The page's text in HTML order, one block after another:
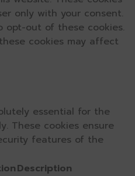
only with your consent.
opt-out of these cookies.
cookies may affect
essential for the
These cookies ensure
features of the
Description